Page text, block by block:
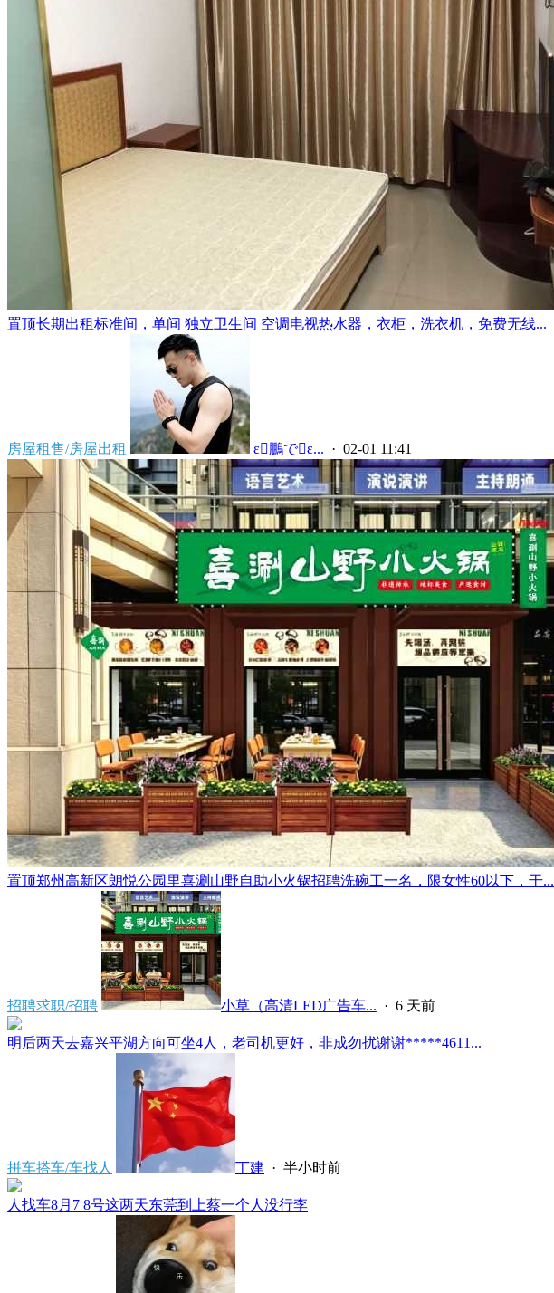
置顶长期出租标准间，单间 独立卫生间 空调电视热水器，衣柜，洗衣机，免费无线...
房屋租售/房屋出租  ε鵬でε... · 02-01 11:41
置顶郑州高新区朗悦公园里喜涮山野自助小火锅招聘洗碗工一名，限女性60以下，干...
招聘求职/招聘 小草（高清LED广告车... · 6 天前
明后两天去嘉兴平湖方向可坐4人，老司机更好，非成勿扰谢谢*****4611...
拼车搭车/车找人 丁建 · 半小时前
人找车8月7 8号这两天东莞到上蔡一个人没行李